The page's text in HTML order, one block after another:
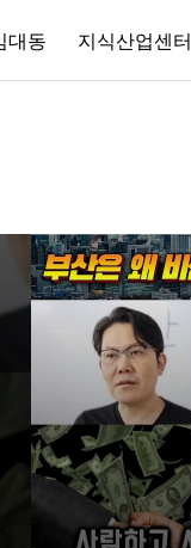
대동 지식산업센터